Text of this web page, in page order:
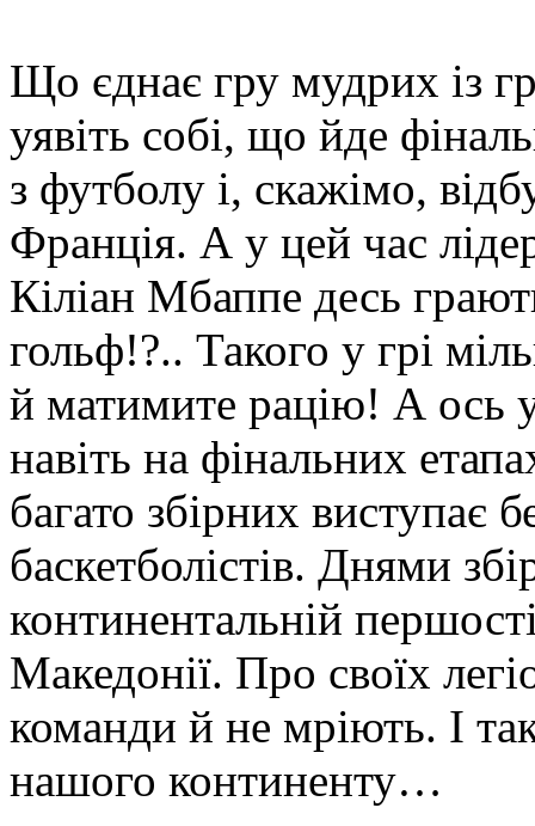
Що єднає гру мудрих із
уявіть собі, що йде
з футболу і, скажімо,
Франція. А у цей час
Кіліан Мбаппе десь
гольф!?.. Такого у грі
й матимите рацію! А ось
навіть на фінальних
багато збірних виступає
баскетболістів. Днями
континентальній
Македонії. Про своїх
команди й не мріють. І
нашого континенту…